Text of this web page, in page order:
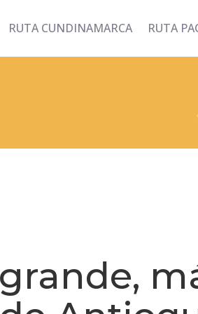
RUTA CUNDINAMARCA RUTA